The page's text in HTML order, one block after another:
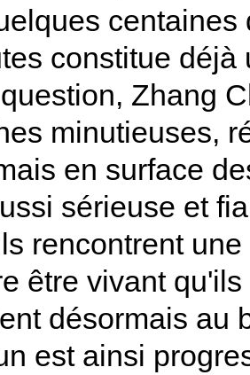
constitue
Zhang
minutieuses,
en surface
sérieuse et
rencontrent
être vivant
désormais au
est ainsi